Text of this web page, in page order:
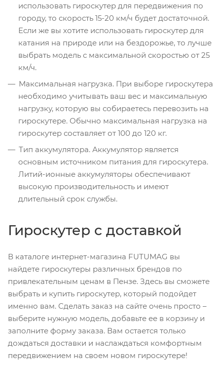
использовать гироскутер для передвижения по
городу, то скорость 15-20 км/ч будет достаточной.
Если же вы хотите использовать гироскутер для
катания на природе или на бездорожье, то лучше
выбрать модель с максимальной скоростью от 25
км/ч.
Максимальная нагрузка. При выборе гироскутера
необходимо учитывать ваш вес и максимальную
нагрузку, которую вы собираетесь перевозить на
гироскутере. Обычно максимальная нагрузка на
гироскутер составляет от 100 до 120 кг.
Тип аккумулятора. Аккумулятор является
основным источником питания для гироскутера.
Литий-ионные аккумуляторы обеспечивают
высокую производительность и имеют
длительный срок службы.
Гироскутер с доставкой
В каталоге интернет-магазина FUTUMAG вы
найдете гироскутеры различных брендов по
привлекательным ценам в Пензе. Здесь вы сможете
выбрать и купить гироскутер, который подойдет
именно вам. Сделать заказ на сайте очень просто –
выберите нужную модель, добавьте ее в корзину и
заполните форму заказа. Вам остается только
дождаться доставки и наслаждаться комфортным
передвижением на своем новом гироскутере!